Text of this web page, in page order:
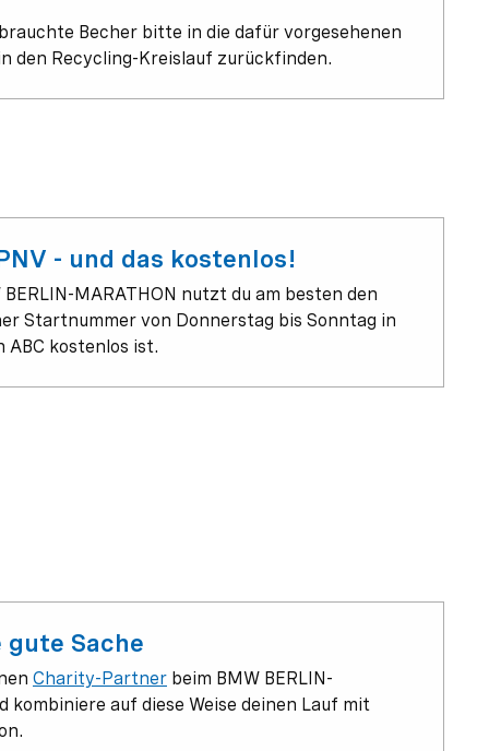
Becher bitte in die dafür vorgesehenen
den Recycling-Kreislauf zurückfinden.
- und das kostenlos!
BERLIN-MARATHON nutzt du am besten den
Startnummer von Donnerstag bis Sonntag in
kostenlos ist.
Sache
Charity-Partner beim BMW BERLIN-
kombiniere auf diese Weise deinen Lauf mit